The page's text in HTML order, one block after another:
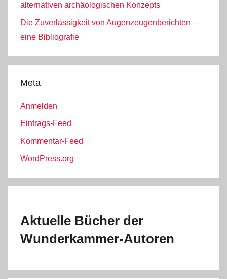
alternativen archäologischen Konzepts
Die Zuverlässigkeit von Augenzeugenberichten –
eine Bibliografie
Meta
Anmelden
Eintrags-Feed
Kommentar-Feed
WordPress.org
Aktuelle Bücher der
Wunderkammer-Autoren